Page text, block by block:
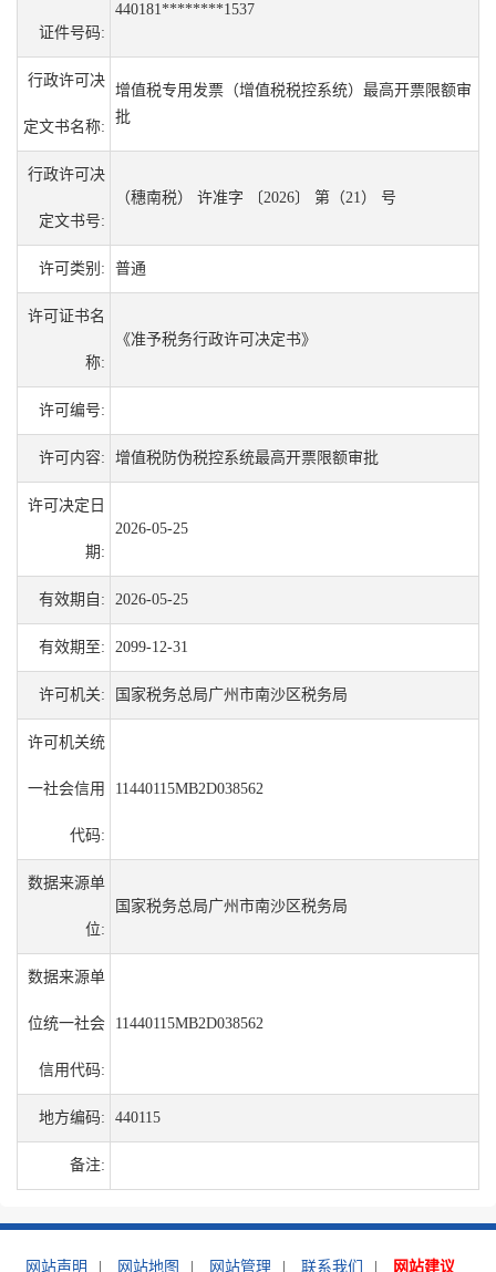
证件号码:
440181********1537
行政许可决
定文书名称:
增值税专用发票（增值税税控系统）最高开票限额审
批
行政许可决
定文书号:
（穗南税） 许准字 〔2026〕 第（21） 号
许可类别: 普通
许可证书名
称:
《准予税务行政许可决定书》
许可编号:
许可内容: 增值税防伪税控系统最高开票限额审批
许可决定日
期:
2026-05-25
有效期自: 2026-05-25
有效期至: 2099-12-31
许可机关: 国家税务总局广州市南沙区税务局
许可机关统
一社会信用
代码:
11440115MB2D038562
数据来源单
位:
国家税务总局广州市南沙区税务局
数据来源单
位统一社会
信用代码:
11440115MB2D038562
地方编码: 440115
备注:
网站声明 网站地图 网站管理 联系我们 网站建议